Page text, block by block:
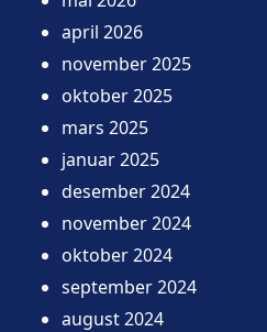
april 2026
november 2025
oktober 2025
mars 2025
januar 2025
desember 2024
november 2024
oktober 2024
september 2024
august 2024